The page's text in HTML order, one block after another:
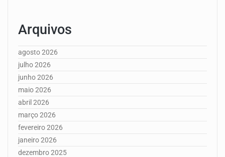
Arquivos
agosto 2026
julho 2026
junho 2026
maio 2026
abril 2026
março 2026
fevereiro 2026
janeiro 2026
dezembro 2025